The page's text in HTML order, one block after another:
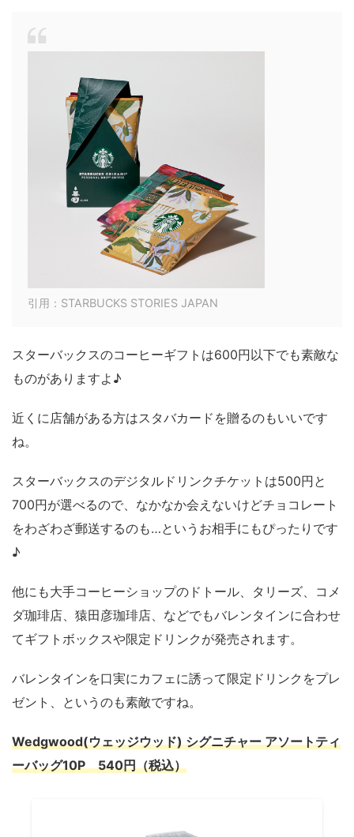
引用：STARBUCKS STORIES JAPAN
スターバックスのコーヒーギフトは600円以下でも素敵な
ものがありますよ♪
近くに店舗がある方はスタバカードを贈るのもいいです
ね。
スターバックスのデジタルドリンクチケットは500円と
700円が選べるので、なかなか会えないけどチョコレート
をわざわざ郵送するのも…というお相手にもぴったりです
♪
他にも大手コーヒーショップのドトール、タリーズ、コメ
ダ珈琲店、猿田彦珈琲店、などでもバレンタインに合わせ
てギフトボックスや限定ドリンクが発売されます。
バレンタインを口実にカフェに誘って限定ドリンクをプレ
ゼント、というのも素敵ですね。
Wedgwood(ウェッジウッド) シグニチャー アソートティ
ーバッグ10P 540円（税込）